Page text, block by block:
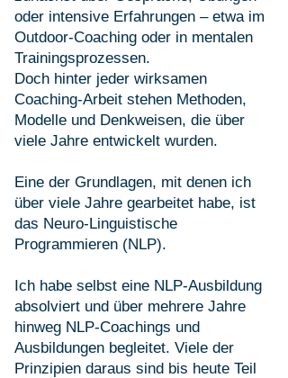
oder intensive Erfahrungen – etwa im
Outdoor-Coaching oder in mentalen
Trainingsprozessen.
Doch hinter jeder wirksamen
Coaching-Arbeit stehen Methoden,
Modelle und Denkweisen, die über
viele Jahre entwickelt wurden.
Eine der Grundlagen, mit denen ich
über viele Jahre gearbeitet habe, ist
das Neuro-Linguistische
Programmieren (NLP).
Ich habe selbst eine NLP-Ausbildung
absolviert und über mehrere Jahre
hinweg NLP-Coachings und
Ausbildungen begleitet. Viele der
Prinzipien daraus sind bis heute Teil